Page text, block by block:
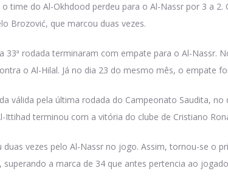
time do Al-Okhdood perdeu para o Al-Nassr por 3 a
Brozović, que marcou duas vezes.
33ª rodada terminaram com empate para o Al-Nassr.
o Al-Hilal. Já no dia 23 do mesmo mês, o empate
válida pela última rodada do Campeonato Saudita,
Ittihad terminou com a vitória do clube de Cristiano
vezes pelo Al-Nassr no jogo. Assim, tornou-se o
a marca de 34 que antes pertencia ao